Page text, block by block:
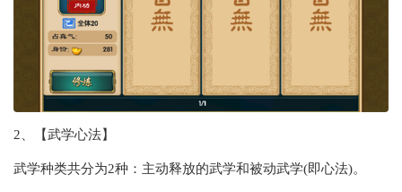
2、【武学心法】
武学种类共分为2种：主动释放的武学和被动武学(即心法)。